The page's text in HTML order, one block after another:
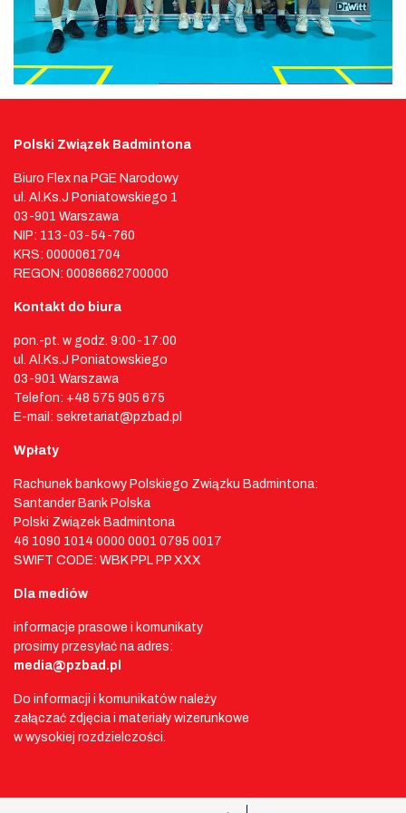
Polski Związek Badmintona
Biuro Flex na PGE Narodowy
ul. Al.Ks.J Poniatowskiego 1
03-901 Warszawa
NIP: 113-03-54-760
KRS: 0000061704
REGON: 00086662700000
Kontakt do biura
pon.-pt. w godz. 9:00-17:00
ul. Al.Ks.J Poniatowskiego
03-901 Warszawa
Telefon: +48 575 905 675
E-mail: sekretariat@pzbad.pl
Wpłaty
Rachunek bankowy Polskiego Związku Badmintona:
Santander Bank Polska
Polski Związek Badmintona
46 1090 1014 0000 0001 0795 0017
SWIFT CODE: WBK PPL PP XXX
Dla mediów
informacje prasowe i komunikaty
prosimy przesyłać na adres:
media@pzbad.pl
Do informacji i komunikatów należy
załączać zdjęcia i materiały wizerunkowe
w wysokiej rozdzielczości.